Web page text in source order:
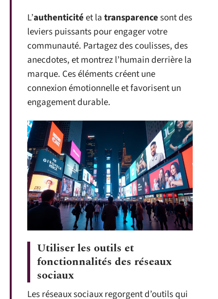
L’authenticitéet latransparencesont des
leviers puissants pour engager votre
communauté. Partagez des coulisses, des
anecdotes, et montrez l’humain derrière la
marque. Ces éléments créent une
connexion émotionnelle et favorisent un
engagement durable.
Utiliser les outils et
fonctionnalités des réseaux
sociaux
Les réseaux sociaux regorgent d’outils qui